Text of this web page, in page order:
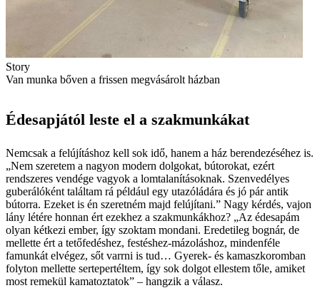
Story
Van munka bőven a frissen megvásárolt házban
Édesapjától leste el a szakmunkákat
Nemcsak a felújításhoz kell sok idő, hanem a ház berendezéséhez is.
„Nem szeretem a nagyon modern dolgokat, bútorokat, ezért
rendszeres vendége vagyok a lomtalanításoknak. Szenvedélyes
guberálóként találtam rá például egy utazóládára és jó pár antik
bútorra. Ezeket is én szeretném majd felújítani.” Nagy kérdés, vajon
lány létére honnan ért ezekhez a szakmunkákhoz? „Az édesapám
olyan kétkezi ember, így szoktam mondani. Eredetileg bognár, de
mellette ért a tetőfedéshez, festéshez-mázoláshoz, mindenféle
famunkát elvégez, sőt varrni is tud… Gyerek- és kamaszkoromban
folyton mellette sertepertéltem, így sok dolgot ellestem tőle, amiket
most remekül kamatoztatok” – hangzik a válasz.